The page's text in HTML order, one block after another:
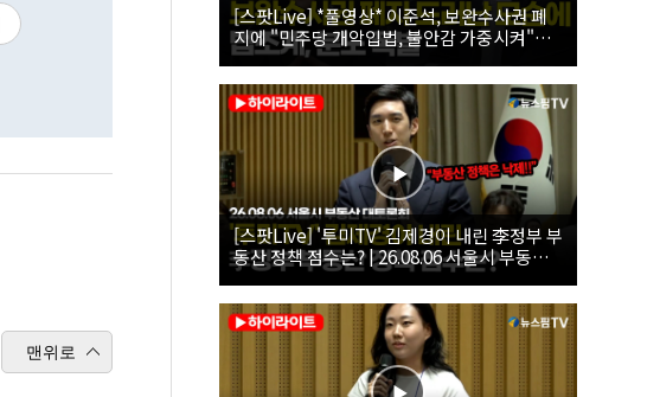
맨위로
[스팟Live] *풀영상* 이준석, 보완수사권 폐
지에 "민주당 개악입법, 불안감 가중시켜"｜
26.08.06 개혁신당 보완수사권 폐지 토론회
[스팟Live] '투미TV' 김제경이 내린 李정부 부
동산 정책 점수는? | 26.08.06 서울시 부동산
대토론회